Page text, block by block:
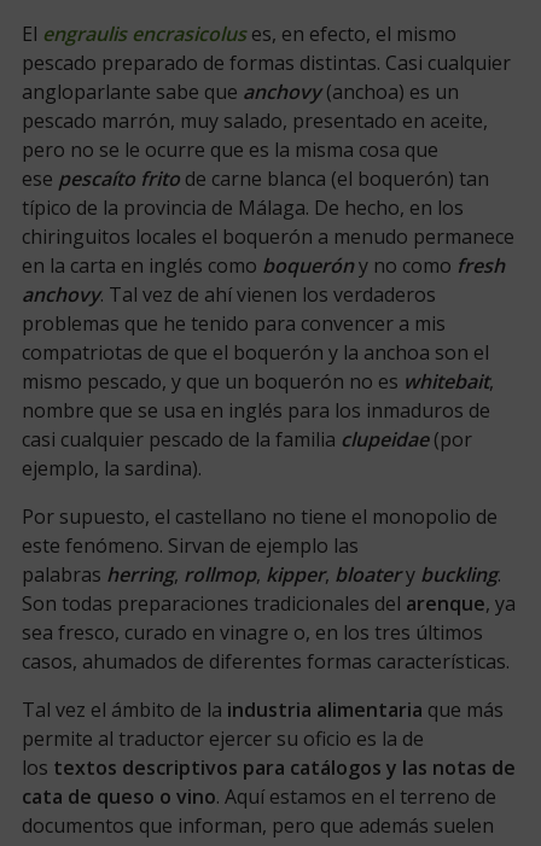
El engraulis encrasicolus es, en efecto, el mismo
pescado preparado de formas distintas. Casi cualquier
angloparlante sabe que anchovy(anchoa) es un
pescado marrón, muy salado, presentado en aceite,
pero no se le ocurre que es la misma cosa que
ese pescaíto fritode carne blanca (el boquerón) tan
típico de la provincia de Málaga. De hecho, en los
chiringuitos locales el boquerón a menudo permanece
en la carta en inglés como boqueróny no como fresh
anchovy. Tal vez de ahí vienen los verdaderos
problemas que he tenido para convencer a mis
compatriotas de que el boquerón y la anchoa son el
mismo pescado, y que un boquerón no es whitebait,
nombre que se usa en inglés para los inmaduros de
casi cualquier pescado de la familia clupeidae(por
ejemplo, la sardina).
Por supuesto, el castellano no tiene el monopolio de
este fenómeno. Sirvan de ejemplo las
palabras herring, rollmop, kipper, bloatery buckling.
Son todas preparaciones tradicionales del arenque, ya
sea fresco, curado en vinagre o, en los tres últimos
casos, ahumados de diferentes formas características.
Tal vez el ámbito de la industria alimentaria que más
permite al traductor ejercer su oficio es la de
los textos descriptivos para catálogos y las notas de
cata de queso o vino. Aquí estamos en el terreno de
documentos que informan, pero que además suelen